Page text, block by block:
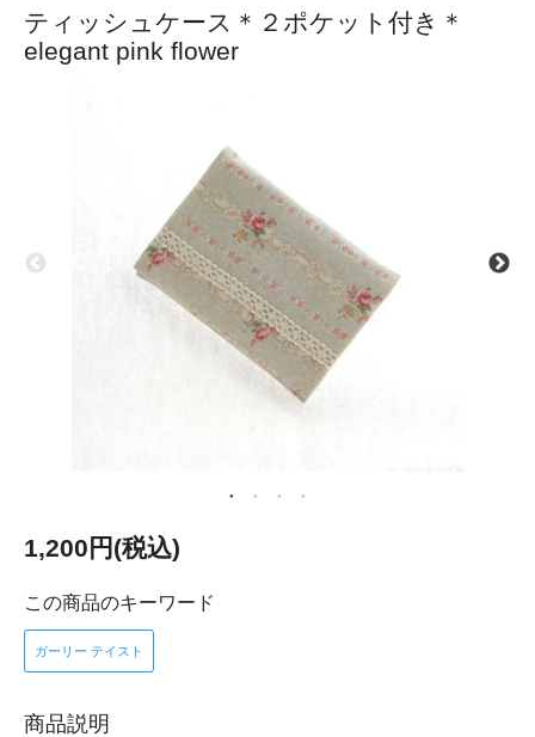
ティッシュケース＊２ポケット付き＊
elegant pink flower
1,200円(税込)
この商品のキーワード
ガーリー テイスト
商品説明